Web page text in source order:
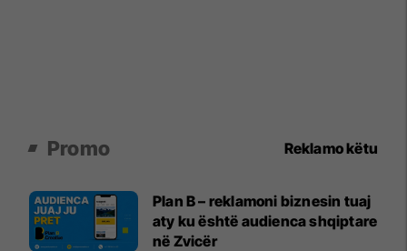
Promo Reklamo këtu
Plan B – reklamoni biznesin tuaj
aty ku është audienca shqiptare
në Zvicër